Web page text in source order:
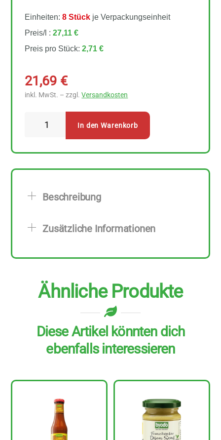
Einheiten:8 Stück je Verpackungseinheit
Preis/l :27,11 €
Preis pro Stück:2,71 €
21,69 €
inkl. MwSt. – zzgl.Versandkosten
zu
Menge
In den Warenkorb
Beschreibung
Zusätzliche Informationen
Ähnliche Produkte
Diese Artikel könnten dich
ebenfalls interessieren